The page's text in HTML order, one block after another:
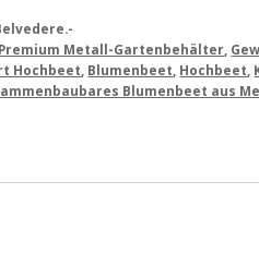
Metall-Gartenbehälter
Hochbeet Blumenbeet Hochbeet
Blumenbeet aus